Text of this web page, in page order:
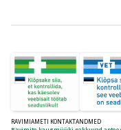
RAVIMIAMETI KONTAKTANDMED